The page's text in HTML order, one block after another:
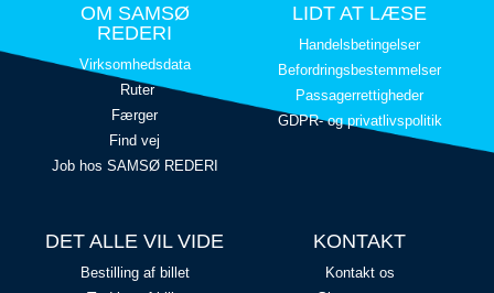
OM SAMSØ
REDERI
Virksomhedsdata
Ruter
Færger
Find vej
Job hos SAMSØ REDERI
LIDT AT LÆSE
Handelsbetingelser
Befordringsbestemmelser
Passagerrettigheder
GDPR- og privatlivspolitik
DET ALLE VIL VIDE
Bestilling af billet
KONTAKT
Kontakt os